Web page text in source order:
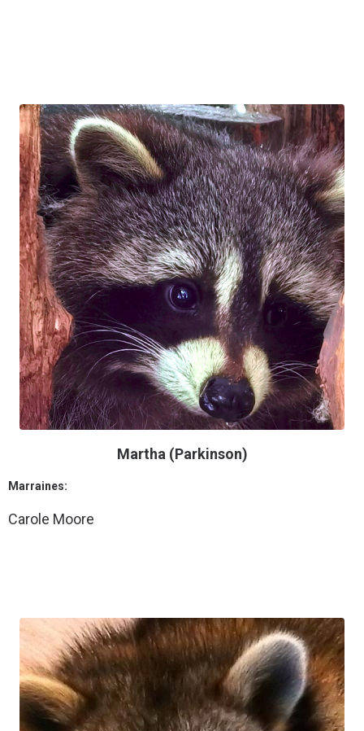
Martha (Parkinson)
Marraines:
Carole Moore